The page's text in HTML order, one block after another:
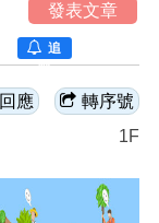
發表文章
追
蹤
1F
回應 轉序號